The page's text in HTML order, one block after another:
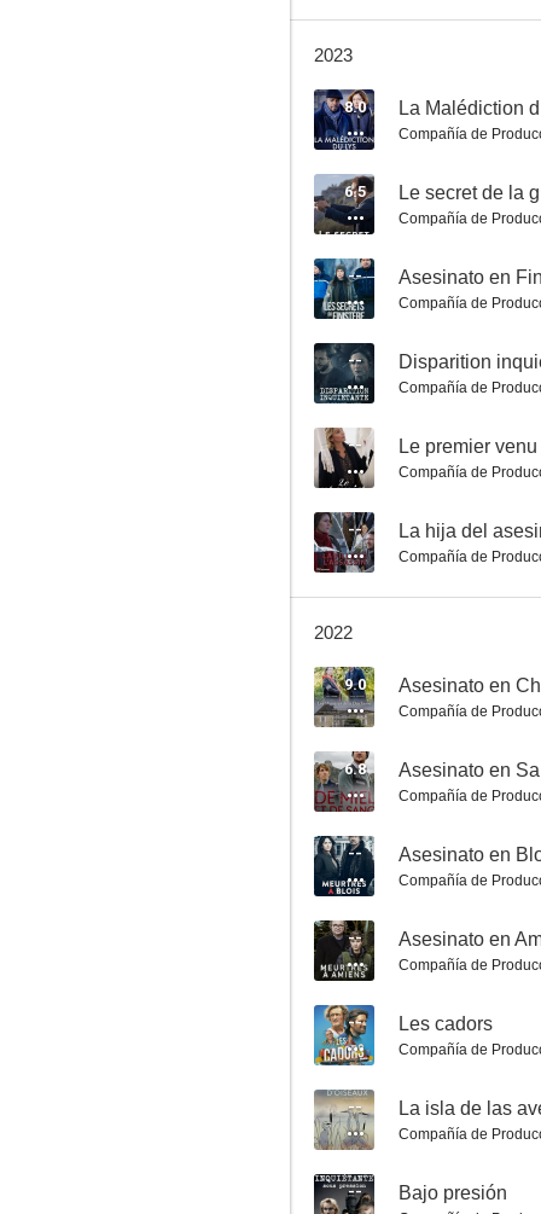
8.0
Misterio en la Plaza Vendôme
7.7
Los pequeños asesinatos de Agatha Christie
7.5
Asesinato en Martigues
2023
8.0 La Malédiction
Compañía de
6.5 Le secret de la
Compañía de
-- Asesinato en
Compañía de
--
Compañía de
-- Le premier venu
Compañía de
-- La hija del
Compañía de
2022
9.0 Asesinato en
Compañía de
6.8 Asesinato en
Compañía de
-- Asesinato en
Compañía de
-- Asesinato en
Compañía de
-- Les cadors
Compañía de
-- La isla de las
Compañía de
-- Bajo presión